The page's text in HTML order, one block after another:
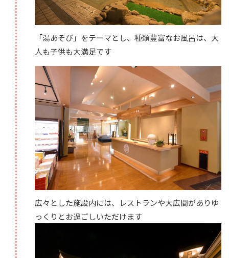
「湯あそび」をテーマとし、種類豊富なお風呂は、大
人も子供も大満足です
広々とした施設内には、レストランや大広間がありゆ
っくりとお過ごしいただけます